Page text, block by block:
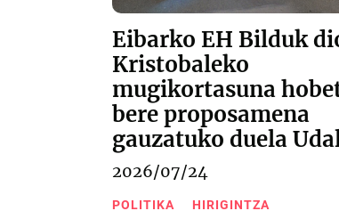
Eibarko EH Bilduk
Kristobaleko
mugikortasuna
bere proposamena
gauzatuko duela
2026/07/24
POLITIKA HIRIGINTZA